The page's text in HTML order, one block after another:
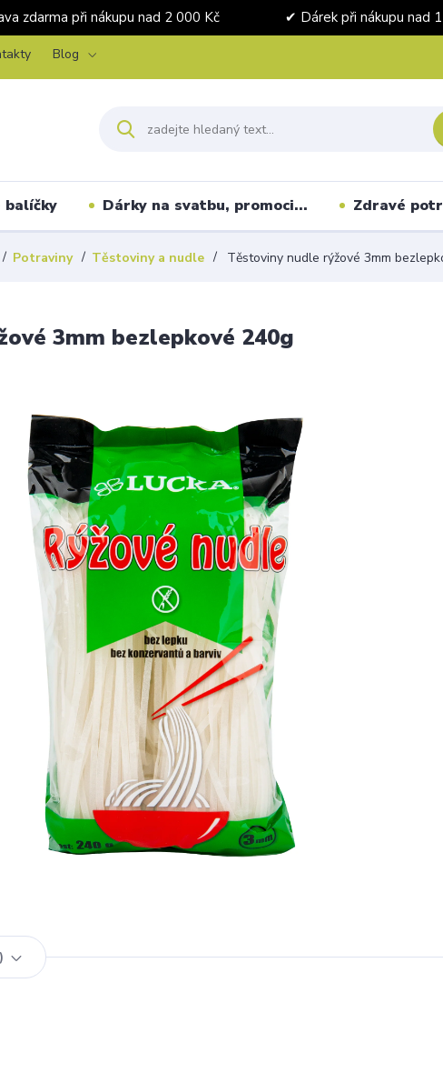
zdarma při nákupu nad 2 000 Kč ✔ Dárek při nákupu
Blog
Dárky na svatbu, promoci... Zdravé
Potraviny Těstoviny a nudle Těstoviny nudle rýžové 3mm
3mm bezlepkové 240g